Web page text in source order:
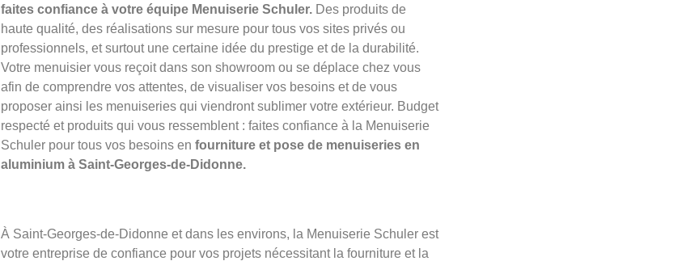
faites confiance à votre équipe Menuiserie Schuler. Des produits de
haute qualité, des réalisations sur mesure pour tous vos sites privés ou
professionnels, et surtout une certaine idée du prestige et de la durabilité.
Votre menuisier vous reçoit dans son showroom ou se déplace chez vous
afin de comprendre vos attentes, de visualiser vos besoins et de vous
proposer ainsi les menuiseries qui viendront sublimer votre extérieur. Budget
respecté et produits qui vous ressemblent : faites confiance à la Menuiserie
Schuler pour tous vos besoins en fourniture et pose de menuiseries en
aluminium à Saint-Georges-de-Didonne.
À Saint-Georges-de-Didonne et dans les environs, la Menuiserie Schuler est
votre entreprise de confiance pour vos projets nécessitant la fourniture et la